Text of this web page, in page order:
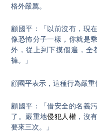
格外嚴厲。
顧國平：「以前沒有，現
像恐怖分子一樣，你就是
外，從上到下摸個遍，全
褲。」
顧國平表示，這種行為嚴重
顧國平：「借安全的名義
了。嚴重地侵犯人權 ，沒
要來三次。」